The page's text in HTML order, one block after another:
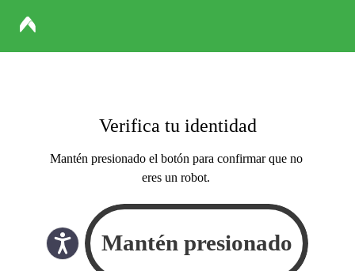
Verifica tu identidad
Mantén presionado el botón para confirmar que no
eres un robot.